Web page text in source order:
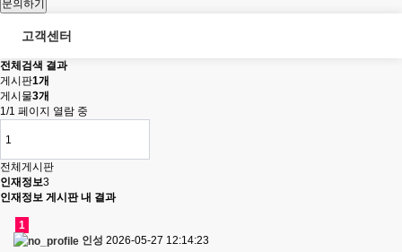
고객센터
전체검색 결과
게시판1개
게시물3개
1/1 페이지 열람 중
전체게시판
인재정보3
인재정보 게시판 내 결과
1
인성 2026-05-27 12:14:23